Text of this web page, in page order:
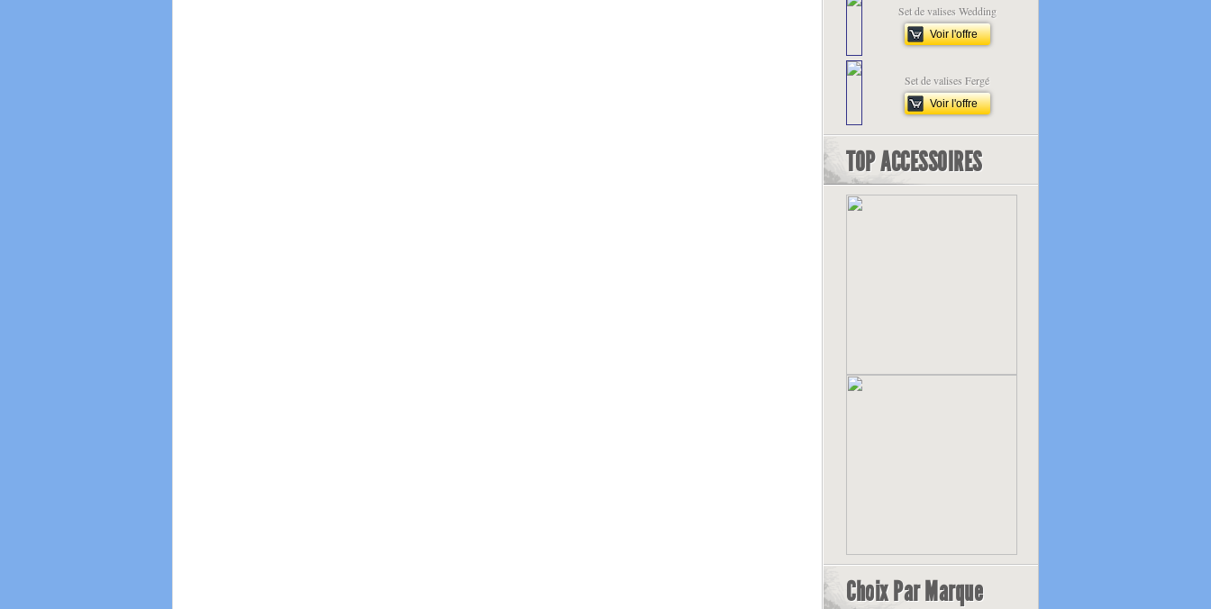
Set de valises Wedding
Voir l'offre
Set de valises Fergé
Voir l'offre
TOP ACCESSOIRES
Choix Par Marque